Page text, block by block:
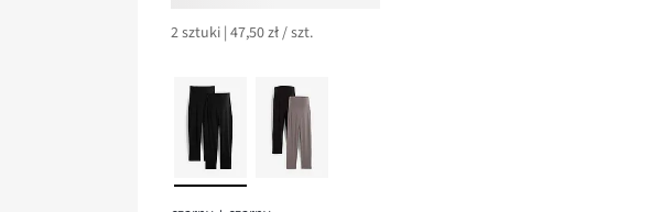
2 sztuki | 47,50 zł / szt.